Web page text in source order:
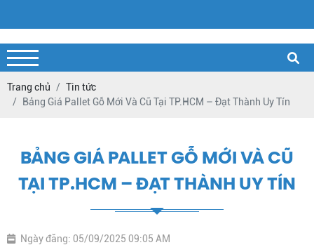
Trang chủ
Tin tức
Bảng Giá Pallet Gỗ Mới Và Cũ Tại TP.HCM – Đạt Thành Uy Tín
BẢNG GIÁ PALLET GỖ MỚI VÀ CŨ
TẠI TP.HCM – ĐẠT THÀNH UY TÍN
Ngày đăng: 05/09/2025 09:05 AM